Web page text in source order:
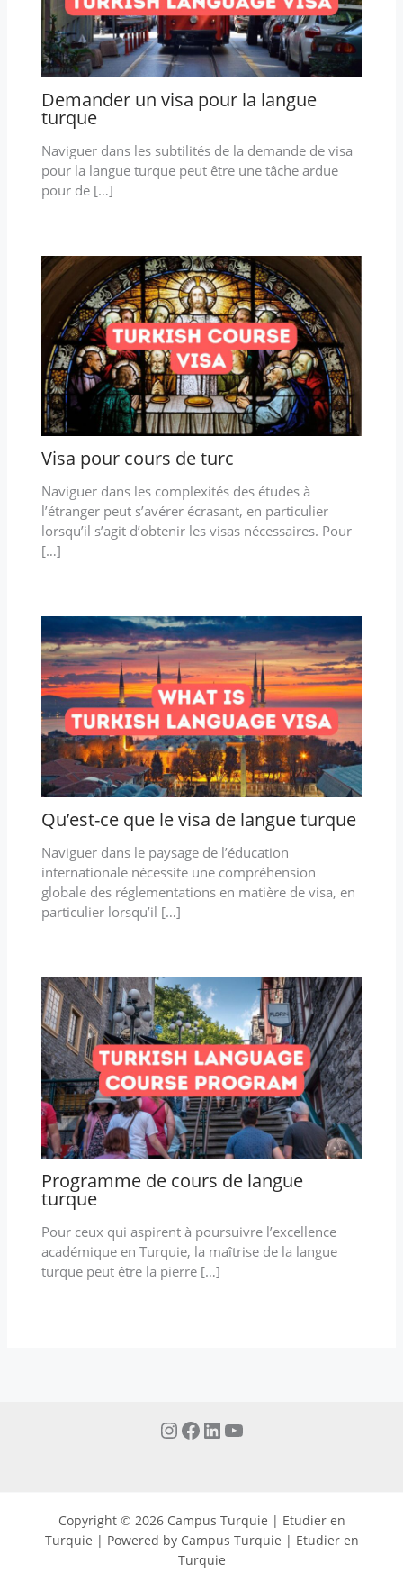
Demander un visa pour la langue
turque
Naviguer dans les subtilités de la demande de visa
pour la langue turque peut être une tâche ardue
pour de […]
Visa pour cours de turc
Naviguer dans les complexités des études à
l’étranger peut s’avérer écrasant, en particulier
lorsqu’il s’agit d’obtenir les visas nécessaires. Pour
[…]
Qu’est-ce que le visa de langue turque
Naviguer dans le paysage de l’éducation
internationale nécessite une compréhension
globale des réglementations en matière de visa, en
particulier lorsqu’il […]
Programme de cours de langue
turque
Pour ceux qui aspirent à poursuivre l’excellence
académique en Turquie, la maîtrise de la langue
turque peut être la pierre […]
Copyright © 2026 Campus Turquie | Etudier en
Turquie | Powered by Campus Turquie | Etudier en
Turquie